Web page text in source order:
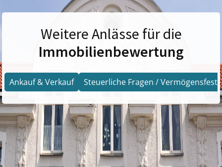
Weitere Anlässe für die
Immobilienbewertung
Ankauf & Verkauf Steuerliche Fragen /